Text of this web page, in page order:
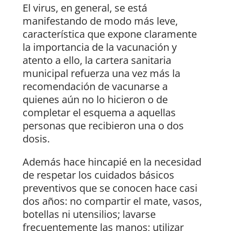
El virus, en general, se está
manifestando de modo más leve,
característica que expone claramente
la importancia de la vacunación y
atento a ello, la cartera sanitaria
municipal refuerza una vez más la
recomendación de vacunarse a
quienes aún no lo hicieron o de
completar el esquema a aquellas
personas que recibieron una o dos
dosis.
Además hace hincapié en la necesidad
de respetar los cuidados básicos
preventivos que se conocen hace casi
dos años: no compartir el mate, vasos,
botellas ni utensilios; lavarse
frecuentemente las manos; utilizar